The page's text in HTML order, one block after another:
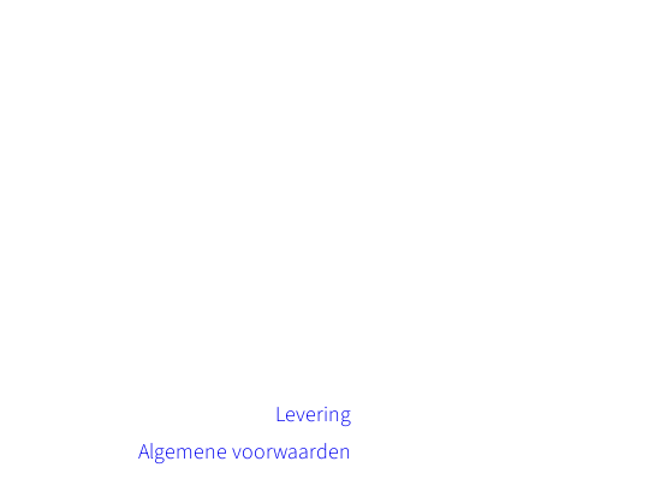
Levering
Algemene voorwaarden